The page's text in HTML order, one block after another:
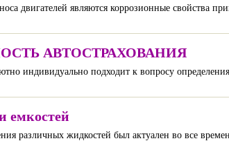
двигателей являются коррозионные свойства
АВТОСТРАХОВАНИЯ
индивидуально подходит к вопросу
емкостей
различных жидкостей был актуален во все